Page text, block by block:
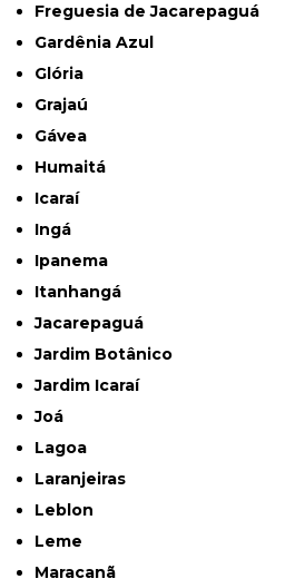
Freguesia de Jacarepaguá
Gardênia Azul
Glória
Grajaú
Gávea
Humaitá
Icaraí
Ingá
Ipanema
Itanhangá
Jacarepaguá
Jardim Botânico
Jardim Icaraí
Joá
Lagoa
Laranjeiras
Leblon
Leme
Maracanã